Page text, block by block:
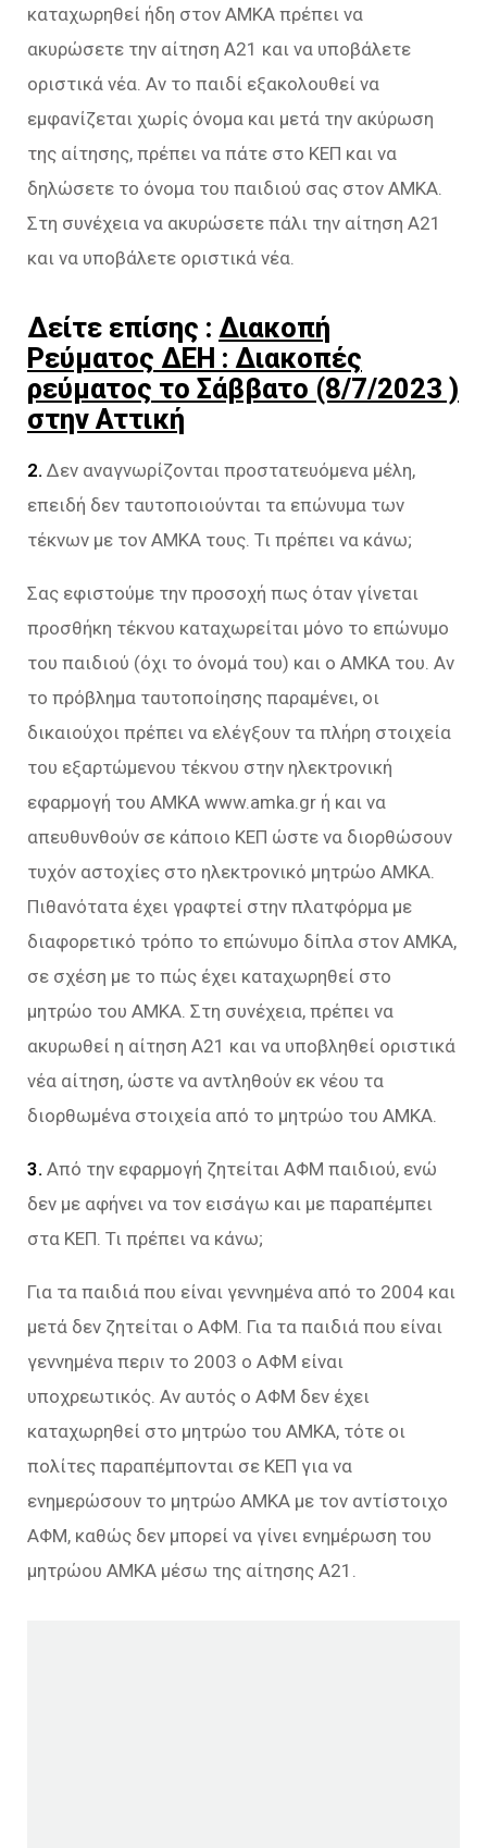
καταχωρηθεί ήδη στον ΑΜΚΑ πρέπει να
ακυρώσετε την αίτηση Α21 και να υποβάλετε
οριστικά νέα. Αν το παιδί εξακολουθεί να
εμφανίζεται χωρίς όνομα και μετά την ακύρωση
της αίτησης, πρέπει να πάτε στο ΚΕΠ και να
δηλώσετε το όνομα του παιδιού σας στον ΑΜΚΑ.
Στη συνέχεια να ακυρώσετε πάλι την αίτηση Α21
και να υποβάλετε οριστικά νέα.
Δείτε επίσης : Διακοπή
Ρεύματος ΔΕΗ : Διακοπές
ρεύματος το Σάββατο (8/7/2023 )
στην Αττική
2. Δεν αναγνωρίζονται προστατευόμενα μέλη,
επειδή δεν ταυτοποιούνται τα επώνυμα των
τέκνων με τον ΑΜΚΑ τους. Τι πρέπει να κάνω;
Σας εφιστούμε την προσοχή πως όταν γίνεται
προσθήκη τέκνου καταχωρείται μόνο το επώνυμο
του παιδιού (όχι το όνομά του) και ο ΑΜΚΑ του. Αν
το πρόβλημα ταυτοποίησης παραμένει, οι
δικαιούχοι πρέπει να ελέγξουν τα πλήρη στοιχεία
του εξαρτώμενου τέκνου στην ηλεκτρονική
εφαρμογή του ΑΜΚΑ www.amka.gr ή και να
απευθυνθούν σε κάποιο ΚΕΠ ώστε να διορθώσουν
τυχόν αστοχίες στο ηλεκτρονικό μητρώο ΑΜΚΑ.
Πιθανότατα έχει γραφτεί στην πλατφόρμα με
διαφορετικό τρόπο το επώνυμο δίπλα στον ΑΜΚΑ,
σε σχέση με το πώς έχει καταχωρηθεί στο
μητρώο του ΑΜΚΑ. Στη συνέχεια, πρέπει να
ακυρωθεί η αίτηση Α21 και να υποβληθεί οριστικά
νέα αίτηση, ώστε να αντληθούν εκ νέου τα
διορθωμένα στοιχεία από το μητρώο του ΑΜΚΑ.
3. Από την εφαρμογή ζητείται ΑΦΜ παιδιού, ενώ
δεν με αφήνει να τον εισάγω και με παραπέμπει
στα ΚΕΠ. Τι πρέπει να κάνω;
Για τα παιδιά που είναι γεννημένα από το 2004 και
μετά δεν ζητείται ο ΑΦΜ. Για τα παιδιά που είναι
γεννημένα περιν το 2003 ο ΑΦΜ είναι
υποχρεωτικός. Αν αυτός ο ΑΦΜ δεν έχει
καταχωρηθεί στο μητρώο του ΑΜΚΑ, τότε οι
πολίτες παραπέμπονται σε ΚΕΠ για να
ενημερώσουν το μητρώο ΑΜΚΑ με τον αντίστοιχο
ΑΦΜ, καθώς δεν μπορεί να γίνει ενημέρωση του
μητρώου ΑΜΚΑ μέσω της αίτησης Α21.